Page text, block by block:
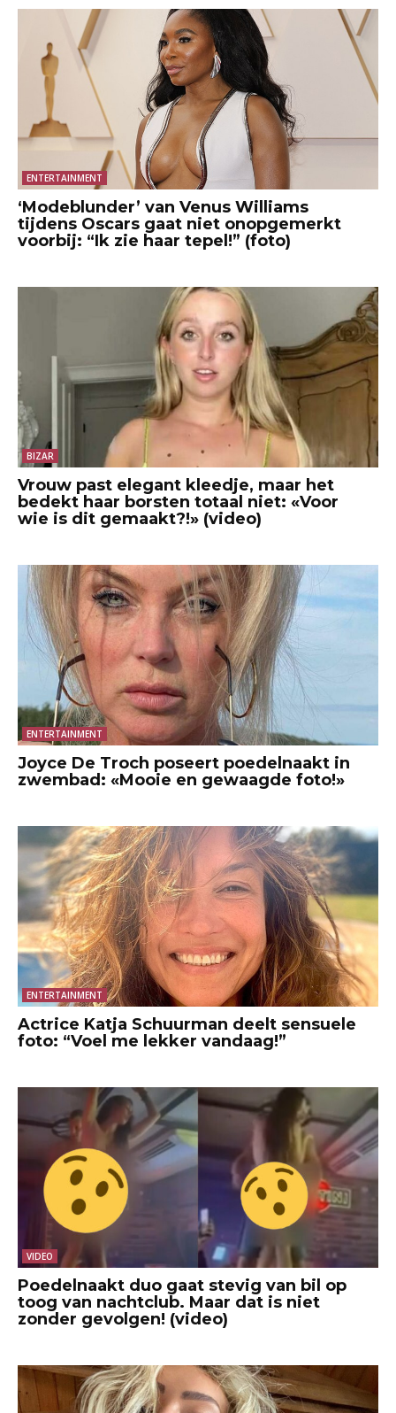
ENTERTAINMENT
‘Modeblunder’ van Venus Williams
tijdens Oscars gaat niet onopgemerkt
voorbij: “Ik zie haar tepel!” (foto)
BIZAR
Vrouw past elegant kleedje, maar het
bedekt haar borsten totaal niet: «Voor
wie is dit gemaakt?!» (video)
ENTERTAINMENT
Joyce De Troch poseert poedelnaakt in
zwembad: «Mooie en gewaagde foto!»
ENTERTAINMENT
Actrice Katja Schuurman deelt sensuele
foto: “Voel me lekker vandaag!”
VIDEO
Poedelnaakt duo gaat stevig van bil op
toog van nachtclub. Maar dat is niet
zonder gevolgen! (video)